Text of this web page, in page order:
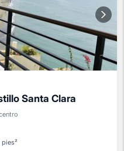
Santa Clara
pies²